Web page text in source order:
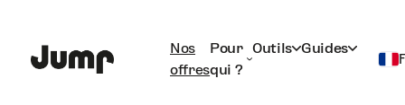
Nos
offres
Pour
qui ?
Outils Guides